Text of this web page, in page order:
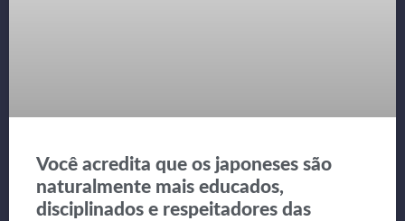
Você acredita que os japoneses são
naturalmente mais educados,
disciplinados e respeitadores das